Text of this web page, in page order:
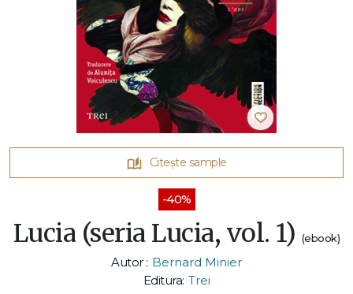
Citește sample
-40%
Lucia (seria Lucia, vol. 1) (ebook)
Autor : Bernard Minier
Editura: Trei